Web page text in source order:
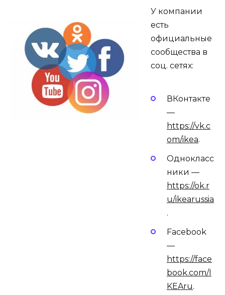
У компании
есть
официальные
сообщества в
соц. сетях:
ВКонтакте
—
https://vk.c
om/ikea.
Однокласс
ники —
https://ok.r
u/ikearussia
.
Facebook
—
https://face
book.com/I
KEAru.